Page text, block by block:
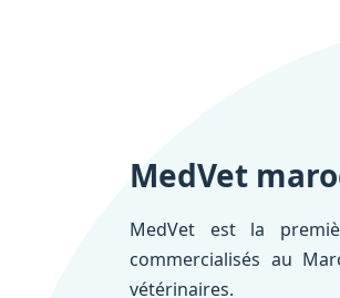
MedVet
MedVet est la
commercialisés au
vétérinaires.